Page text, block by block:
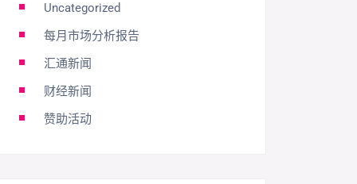
Uncategorized
每月市场分析报告
汇通新闻
财经新闻
赞助活动